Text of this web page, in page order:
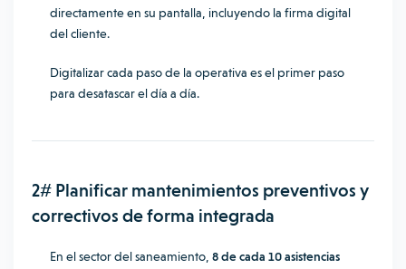
directamente en su pantalla, incluyendo la firma digital
del cliente.
Digitalizar cada paso de la operativa es el primer paso
para desatascar el día a día.
2# Planificar mantenimientos preventivos y
correctivos de forma integrada
En el sector del saneamiento, 8 de cada 10 asistencias